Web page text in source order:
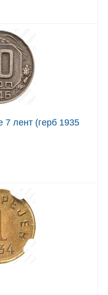
7 лент (герб 1935